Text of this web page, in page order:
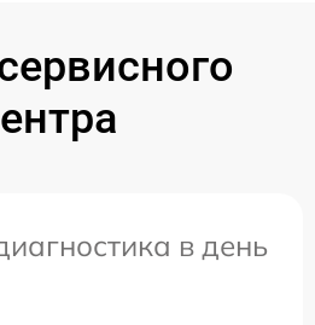
в день